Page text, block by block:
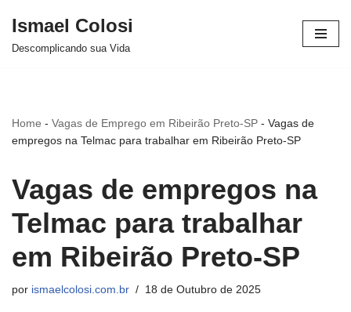
Avançar
Ismael Colosi
Descomplicando sua Vida
Home - Vagas de Emprego em Ribeirão Preto-SP - Vagas de
empregos na Telmac para trabalhar em Ribeirão Preto-SP
Vagas de empregos na
Telmac para trabalhar
em Ribeirão Preto-SP
por ismaelcolosi.com.br 18 de Outubro de 2025